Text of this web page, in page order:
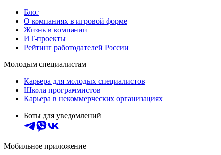
Блог
О компаниях в игровой форме
Жизнь в компании
ИТ-проекты
Рейтинг работодателей России
Молодым специалистам
Карьера для молодых специалистов
Школа программистов
Карьера в некоммерческих организациях
Боты для уведомлений
Мобильное приложение